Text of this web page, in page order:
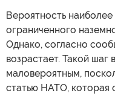
Вероятность
ограниченного
Однако, согласно
возрастает. Такой шаг
маловероятным,
статью НАТО, которая